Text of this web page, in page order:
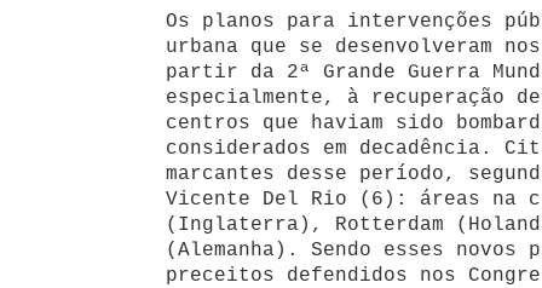
Os planos para intervenções
urbana que se desenvolveram
partir da 2ª Grande Guerra
especialmente, à recuperação
centros que haviam sido
considerados em decadência.
marcantes desse período,
Vicente Del Rio (6): áreas na
(Inglaterra), Rotterdam
(Alemanha). Sendo esses novos
preceitos defendidos nos